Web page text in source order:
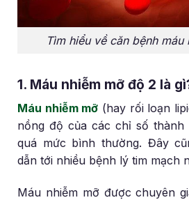
Tìm hiểu về căn bệnh
1. Máu nhiễm mỡ độ 2 là
Máu nhiễm mỡ (hay rối loạn
nồng độ của các chỉ số
quá mức bình thường. Đây
dẫn tới nhiều bệnh lý tim mạch
Máu nhiễm mỡ được chuyên